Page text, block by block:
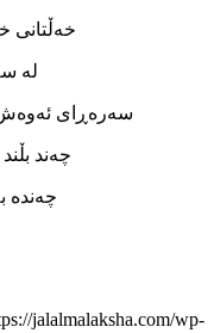
خه‌ڵتانی
له‌
سه‌ره‌ڕای
چه‌ند بڵند
چه‌نده‌
jalalmalaksha.com/wp-